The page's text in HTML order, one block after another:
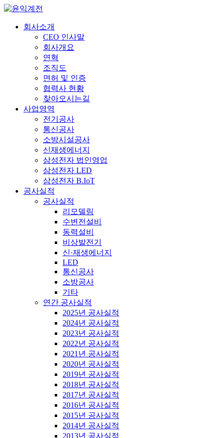
회사소개
CEO 인사말
회사개요
연혁
조직도
면허 및 인증
협력사 현황
찾아오시는길
사업영역
전기공사
통신공사
소방시설공사
신재생에너지
삼성전자 법인영업
삼성전자 LED
삼성전자 B.IoT
공사실적
공사실적
리모델링
수변전설비
동력설비
비상발전기
신·재생에너지
LED
통신공사
소방공사
기타
연간 공사실적
2025년 공사실적
2024년 공사실적
2023년 공사실적
2022년 공사실적
2021년 공사실적
2020년 공사실적
2019년 공사실적
2018년 공사실적
2017년 공사실적
2016년 공사실적
2015년 공사실적
2014년 공사실적
2013년 공사실적